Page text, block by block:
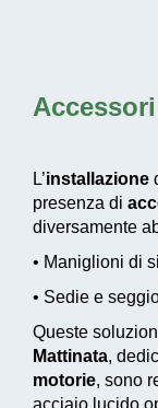
L’installazione
presenza di
diversamente
• Maniglioni di
• Sedie e
Queste
Mattinata,
motorie, sono